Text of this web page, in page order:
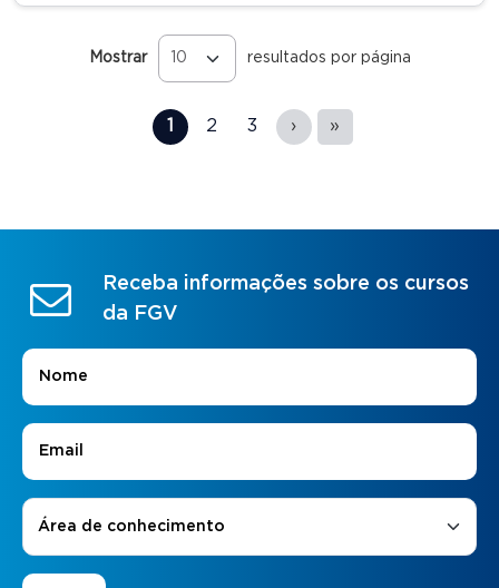
Mostrar resultados por página
1 2 3 › »
Receba informações sobre os cursos
da FGV
Nome
E-mail
Áreas de Interesse
Área de conhecimento